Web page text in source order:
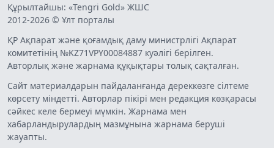
Құрылтайшы: «Tengri Gold» ЖШС
2012-2026 © Ұлт порталы
ҚР Ақпарат және қоғамдық даму министрлігі Ақпарат
комитетінің №KZ71VPY00084887 куәлігі берілген.
Авторлық және жарнама құқықтары толық сақталған.
Сайт материалдарын пайдаланғанда дереккөзге сілтеме
көрсету міндетті. Авторлар пікірі мен редакция көзқарасы
сәйкес келе бермеуі мүмкін. Жарнама мен
хабарландырулардың мазмұнына жарнама беруші
жауапты.